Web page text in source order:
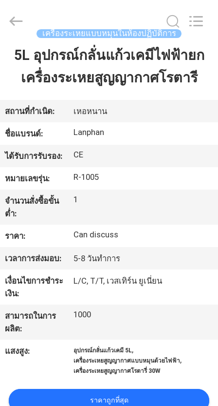
บ้าน
วิดีโอ
เรา
ควบคุม
คุณภาพ
เรา
2026
Henan
Rights
เครื่องระเหยแบบหมุนในห้องปฏิบัติการ
5L อุปกรณ์กลั่นแก้วเคมีไฟฟ้ายก
เครื่องระเหยสูญญากาศโรตารี
สถานที่กำเนิด: เหอหนาน
ชื่อแบรนด์: Lanphan
ได้รับการรับรอง: CE
หมายเลขรุ่น: R-1005
จำนวนสั่งซื้อขั้น
ต่ำ:
1
ราคา: Can discuss
เวลาการส่งมอบ: 5-8 วันทำการ
เงื่อนไขการชำระ
เงิน:
L/C, T/T, เวสเทิร์น ยูเนี่ยน
สามารถในการ
ผลิต:
1000
แสงสูง: อุปกรณ์กลั่นแก้วเคมี 5L,
เครื่องระเหยสูญญากาศแบบหมุนด้วยไฟฟ้า,
เครื่องระเหยสูญญากาศโรตารี่ 30W
ราคาถูกที่สุด